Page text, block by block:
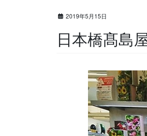
2019年5月15日
日本橋髙島